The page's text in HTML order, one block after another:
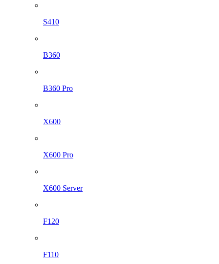
S410
B360
B360 Pro
X600
X600 Pro
X600 Server
F120
F110